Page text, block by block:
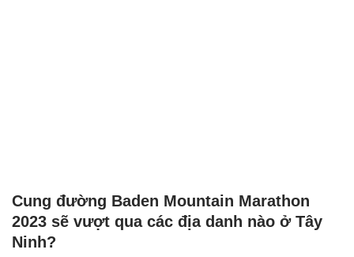
Cung đường Baden Mountain Marathon
2023 sẽ vượt qua các địa danh nào ở Tây
Ninh?